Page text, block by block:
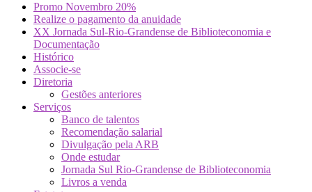
Promo Novembro 20%
Realize o pagamento da anuidade
XX Jornada Sul-Rio-Grandense de Biblioteconomia e
Documentação
Histórico
Associe-se
Diretoria
Gestões anteriores
Serviços
Banco de talentos
Recomendação salarial
Divulgação pela ARB
Onde estudar
Jornada Sul Rio-Grandense de Biblioteconomia
Livros a venda